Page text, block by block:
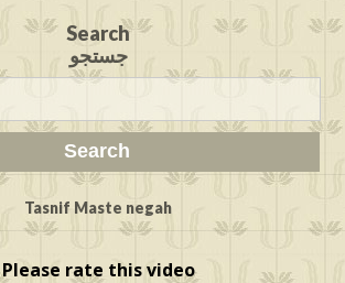
Search
جستجو
Tasnif Maste negah
Please rate this video